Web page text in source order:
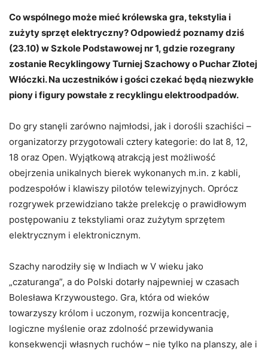
Co wspólnego może mieć królewska gra, tekstylia i
zużyty sprzęt elektryczny? Odpowiedź poznamy dziś
(23.10) w Szkole Podstawowej nr 1, gdzie rozegrany
zostanie Recyklingowy Turniej Szachowy o Puchar Złotej
Włóczki. Na uczestników i gości czekać będą niezwykłe
piony i figury powstałe z recyklingu elektroodpadów.
Do gry stanęli zarówno najmłodsi, jak i dorośli szachiści –
organizatorzy przygotowali cztery kategorie: do lat 8, 12,
18 oraz Open. Wyjątkową atrakcją jest możliwość
obejrzenia unikalnych bierek wykonanych m.in. z kabli,
podzespołów i klawiszy pilotów telewizyjnych. Oprócz
rozgrywek przewidziano także prelekcję o prawidłowym
postępowaniu z tekstyliami oraz zużytym sprzętem
elektrycznym i elektronicznym.
Szachy narodziły się w Indiach w V wieku jako
„czaturanga”, a do Polski dotarły najpewniej w czasach
Bolesława Krzywoustego. Gra, która od wieków
towarzyszy królom i uczonym, rozwija koncentrację,
logiczne myślenie oraz zdolność przewidywania
konsekwencji własnych ruchów – nie tylko na planszy, ale i